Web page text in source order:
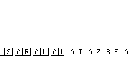
🇦🇷 🇦🇱 🇦🇺 🇦🇹 🇦🇿 🇧🇪